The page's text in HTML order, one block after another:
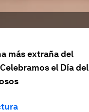
más extraña del
el Día del